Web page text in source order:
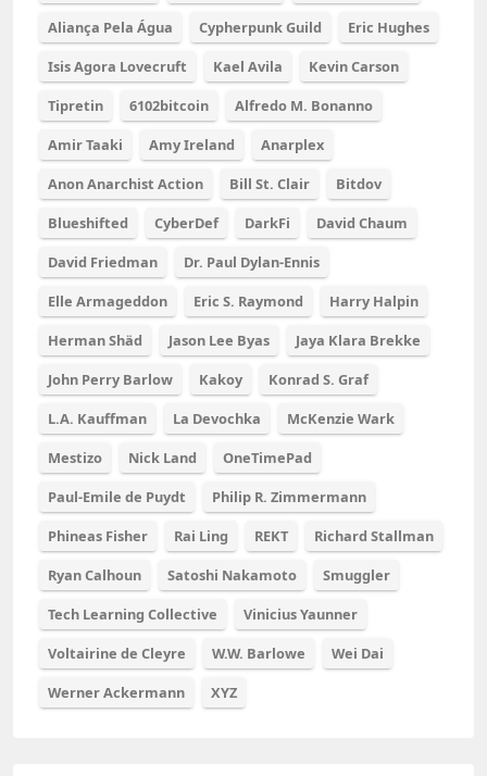
Aliança Pela Água
Cypherpunk Guild
Eric Hughes
Isis Agora Lovecruft
Kael Avila
Kevin Carson
Tipretin
6102bitcoin
Alfredo M. Bonanno
Amir Taaki
Amy Ireland
Anarplex
Anon Anarchist Action
Bill St. Clair
Bitdov
Blueshifted
CyberDef DarkFi
David Chaum
David Friedman
Dr. Paul Dylan-Ennis
Elle Armageddon
Eric S. Raymond
Harry Halpin
Herman Shäd
Jason Lee Byas
Jaya Klara Brekke
John Perry Barlow
Kakoy
Konrad S. Graf
L.A. Kauffman
La Devochka
McKenzie Wark
Mestizo
Nick Land
OneTimePad
Paul-Emile de Puydt
Philip R. Zimmermann
Phineas Fisher
Rai Ling REKT
Richard Stallman
Ryan Calhoun
Satoshi Nakamoto
Smuggler
Tech Learning Collective
Vinicius Yaunner
Voltairine de Cleyre
W.W. Barlowe
Wei Dai
Werner Ackermann
XYZ